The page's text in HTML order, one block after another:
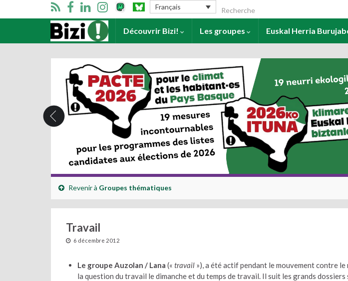
Français Search for:
Accueil Découvrir Bizi! Les groupes Euskal Herria
Revenir à Groupes thématiques
Travail
6 décembre 2012
Le groupe Auzolan / Lana (« travail »), a été actif pendant le mouvement contre
la question du travail le dimanche et du temps de travail. Il suit les grands dossiers